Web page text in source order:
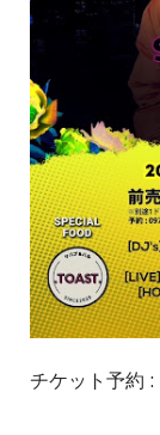
チケット予約 :